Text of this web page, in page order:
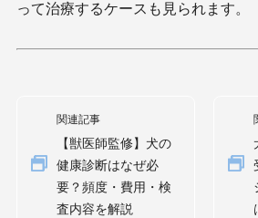
って治療するケースも見られます。
関連記事
【獣医師監修】犬の
健康診断はなぜ必
要？頻度・費用・検
査内容を解説